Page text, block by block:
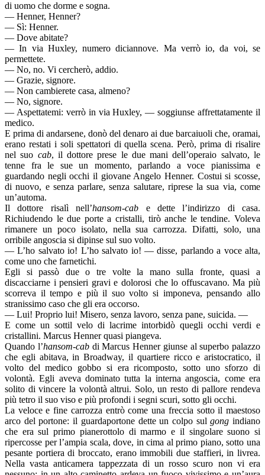
di uomo che dorme e sogna.
— Henner, Henner?
— Sì: Henner.
— Dove abitate?
— In via Huxley, numero diciannove. Ma verrò io, da voi, se
permettete.
— No, no. Vi cercherò, addio.
— Grazie, signore.
— Non cambierete casa, almeno?
— No, signore.
— Aspettatemi: verrò in via Huxley, — soggiunse affrettatamente il
medico.
E prima di andarsene, donò del denaro ai due barcaiuoli che, oramai,
erano restati i soli spettatori di quella scena. Però, prima di risalire
nel suo cab, il dottore prese le due mani dell’operaio salvato, le
tenne fra le sue un momento, parlando a voce pianissima e
guardando negli occhi il giovane Angelo Henner. Costui si scosse,
di nuovo, e senza parlare, senza salutare, riprese la sua via, come
un’automa.
Il dottore risalì nell’hansom-cab e dette l’indirizzo di casa.
Richiudendo le due porte a cristalli, tirò anche le tendine. Voleva
rimanere un poco isolato, nella sua carrozza. Difatti, solo, una
orribile angoscia si dipinse sul suo volto.
— L’ho salvato io! L’ho salvato io! — disse, parlando a voce alta,
come uno che farnetichi.
Egli si passò due o tre volte la mano sulla fronte, quasi a
discacciarne i pensieri gravi e dolorosi che lo offuscavano. Ma più
scorreva il tempo e più il suo volto si imponeva, pensando allo
stranissimo caso che gli era occorso.
— Lui! Proprio lui! Misero, senza lavoro, senza pane, suicida. —
E come un sottil velo di lacrime intorbidò quegli occhi verdi e
cristallini. Marcus Henner quasi piangeva.
Quando l’hansom-cabdi Marcus Henner giunse al superbo palazzo
che egli abitava, in Broadway, il quartiere ricco e aristocratico, il
volto del medico gobbo si era ricomposto, sotto uno sforzo di
volontà. Egli aveva dominato tutta la interna angoscia, come era
solito di vincere la volontà altrui. Solo, un resto di pallore rendeva
più tetro il suo viso e più profondi i segni scuri, sotto gli occhi.
La veloce e fine carrozza entrò come una freccia sotto il maestoso
arco del portone: il guardaportone dette un colpo sulgong indiano
che era sul primo pianerottolo di marmo e il singolare suono si
ripercosse per l’ampia scala, dove, in cima al primo piano, sotto una
pesante portiera di broccato, erano immobili due staffieri, in livrea.
Nella vasta anticamera tappezzata di un rosso scuro non vi era